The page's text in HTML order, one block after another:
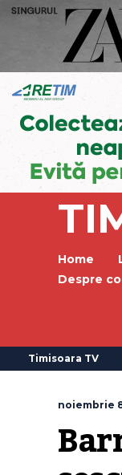
Home
Despre
Timisoara TV
noiembrie